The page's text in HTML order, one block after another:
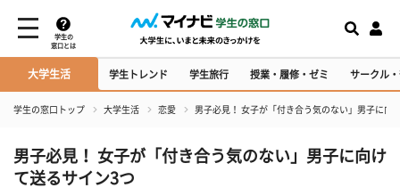
学生の
窓口とは
大学生活 学生トレンド 学生旅行 授業・履修・ゼミ サークル
学生の窓口トップ 大学生活 恋愛 男子必見！ 女子が「付き合う気のない」男子に向
男子必見！ 女子が「付き合う気のない」男子に向け
て送るサイン3つ